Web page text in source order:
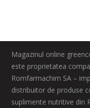
Magazinul online
este proprietatea
Romfarmachim SA –
distribuitor de produse
suplimente nutritive din